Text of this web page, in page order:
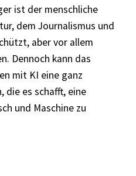
ist der menschliche
dem Journalismus und
aber vor allem
Dennoch kann das
mit KI eine ganz
die es schafft, eine
und Maschine zu